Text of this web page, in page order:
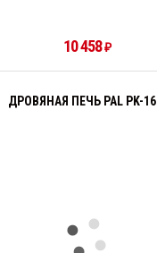
10 458₽
ДРОВЯНАЯ ПЕЧЬ PAL PK-